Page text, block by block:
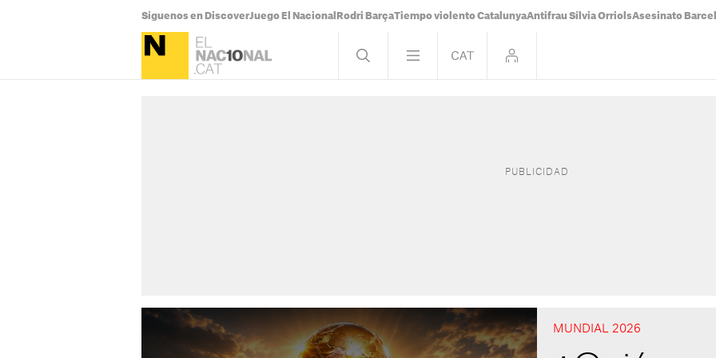
Síguenos en DiscoverJuego El Nacional Rodri BarçaTiempo violento CatalunyaAntifrau Sílvia OrriolsAsesinato
MUNDIAL 2026